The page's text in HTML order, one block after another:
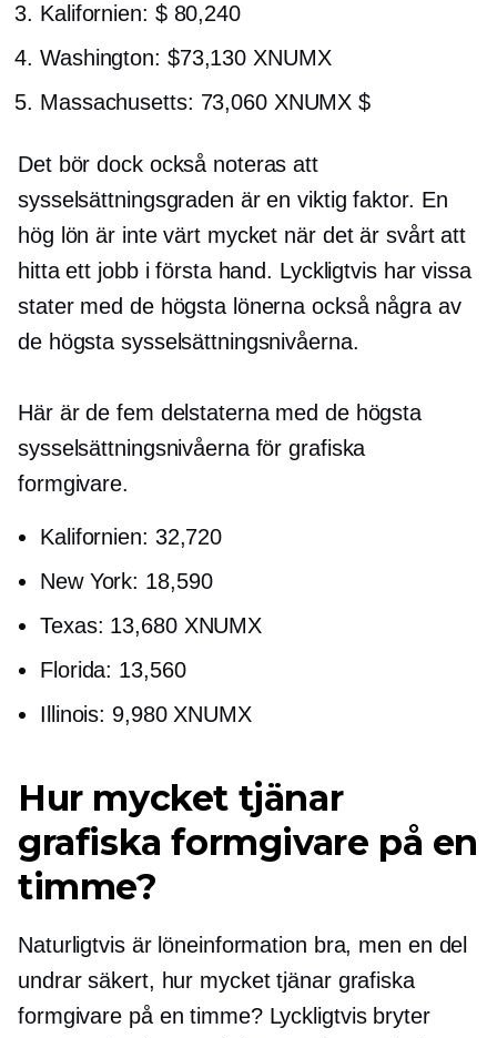
Kalifornien: $ 80,240
Washington: $73,130 XNUMX
Massachusetts: 73,060 XNUMX $
Det bör dock också noteras att
sysselsättningsgraden är en viktig faktor. En
hög lön är inte värt mycket när det är svårt att
hitta ett jobb i första hand. Lyckligtvis har vissa
stater med de högsta lönerna också några av
de högsta sysselsättningsnivåerna.
Här är de fem delstaterna med de högsta
sysselsättningsnivåerna för grafiska
formgivare.
Kalifornien: 32,720
New York: 18,590
Texas: 13,680 XNUMX
Florida: 13,560
Illinois: 9,980 XNUMX
Hur mycket tjänar
grafiska formgivare på en
timme?
Naturligtvis är löneinformation bra, men en del
undrar säkert, hur mycket tjänar grafiska
formgivare på en timme? Lyckligtvis bryter